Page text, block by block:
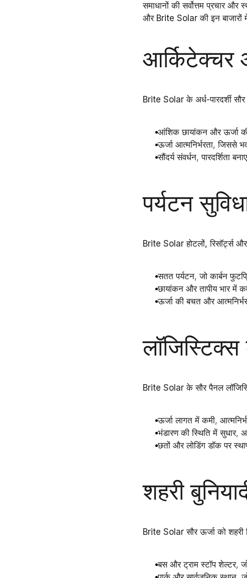
समाधानों की सर्वोत्तम प्रचार
और Brite Solar की इन
आर्किटेक्चर
Brite Solar के अर्ध-पारदर्शी
आंशिक छायांकन और ऊर्जा
ऊर्जा आत्मनिर्भरता, जिससे
सौंदर्य संवर्धन, पारदर्शिता
पर्यटन
Brite Solar होटलों, रिसॉर्ट्स
सतत पर्यटन, जो कार्बन
छायांकन और तापीय भार में
ऊर्जा की बचत और
लॉजिस्टिक्स
Brite Solar के सौर पैनल
ऊर्जा लागत में कमी,
भंडारण की स्थिति में सुधार,
छतों और लोडिंग डॉक पर
शहरी
Brite Solar सौर ऊर्जा कोशहरी
बस और ट्राम स्टॉप शेल्टर,